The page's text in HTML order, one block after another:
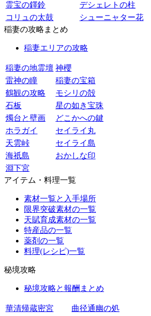
霊宝の鐸鈴
デシェレトの柱
コリュの太鼓
シューニャター花
稲妻の攻略まとめ
稲妻エリアの攻略
稲妻の地霊壇 神櫻
雷神の瞳
稲妻の宝箱
鶴観の攻略
モシリの殻
石板
星の如き宝珠
燭台と壁画
どこかへの鍵
ホラガイ
セイライ丸
天雲峠
セイライ島
海祇島
おかしな印
淵下宮
アイテム・料理一覧
素材一覧と入手場所
限界突破素材の一覧
天賦育成素材の一覧
特産品の一覧
薬剤の一覧
料理(レシピ)一覧
秘境攻略
秘境攻略と報酬まとめ
華清帰蔵密宮
曲径通幽の処